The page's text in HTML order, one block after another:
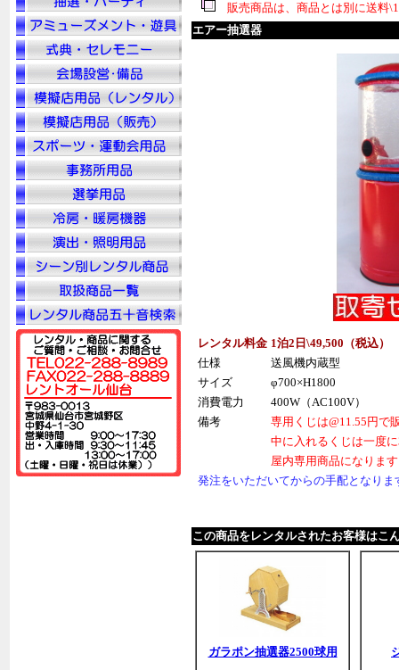
販売商品は、商品とは別に送料
エアー抽選器
レンタル料金 1泊2日\49,500（税込）
仕様
送風機内蔵型
サイズ
φ700×H1800
消費電力
400W（AC100V）
備考
専用くじは@11.55円で
中に入れるくじは一度
屋内専用商品になりま
発注をいただいてからの手配となり
この商品をレンタルされたお客様はこ
ガラポン抽選器2500球用